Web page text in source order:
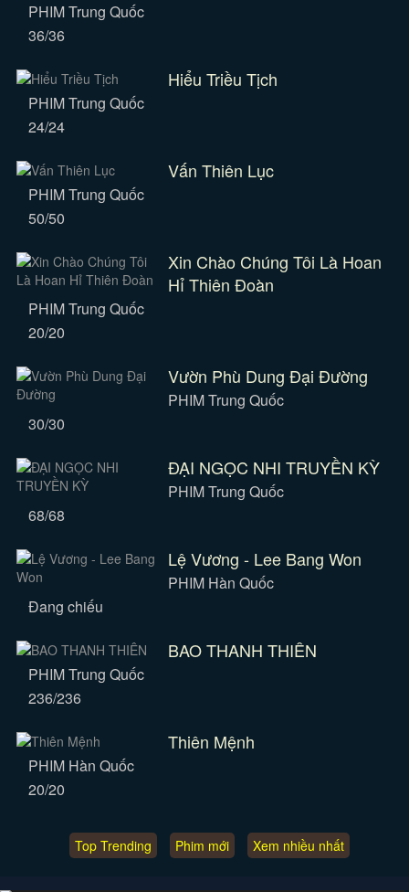
PHIM Trung Quốc
36/36
Hiểu Triều Tịch
PHIM Trung Quốc
24/24
Vấn Thiên Lục
PHIM Trung Quốc
50/50
Xin Chào Chúng Tôi Là Hoan
Hỉ Thiên Đoàn
PHIM Trung Quốc
20/20
Vườn Phù Dung Đại Đường
PHIM Trung Quốc
30/30
ĐẠI NGỌC NHI TRUYỀN KỲ
PHIM Trung Quốc
68/68
Lệ Vương - Lee Bang Won
PHIM Hàn Quốc
Đang chiếu
BAO THANH THIÊN
PHIM Trung Quốc
236/236
Thiên Mệnh
PHIM Hàn Quốc
20/20
Top Trending Phim mới Xem nhiều nhất